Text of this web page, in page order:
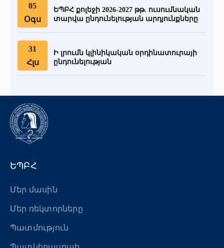
05
Օգս
ԵՊԲՀ քոլեջի 2026-2027 թթ. ուսումնական
տարվա ընդունելության արդյունքները
31
Հլս
Ի լրումն կլինիկական օրդինատուրայի
ընդունելության
ԵՊԲՀ
Մեր մասին
Մեր ռեկտորները
Պատմություն